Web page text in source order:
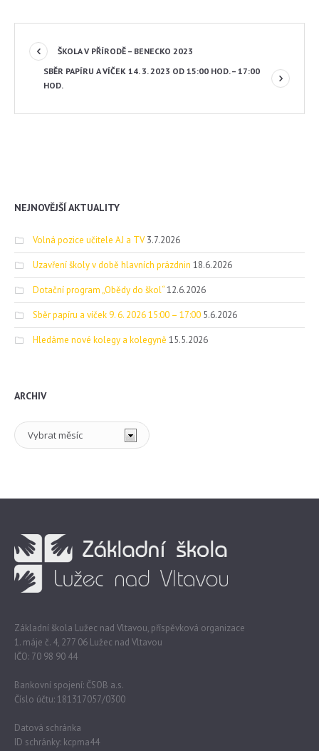
ŠKOLA V PŘÍRODĚ – BENECKO 2023
SBĚR PAPÍRU A VÍČEK 14. 3. 2023 OD 15:00 HOD. – 17:00
HOD.
NEJNOVĚJŠÍ AKTUALITY
Volná pozice učitele AJ a TV 3.7.2026
Uzavření školy v době hlavních prázdnin 18.6.2026
Dotační program „Obědy do škol“12.6.2026
Sběr papíru a víček 9. 6. 2026 15:00 – 17:00 5.6.2026
Hledáme nové kolegy a kolegyně 15.5.2026
ARCHIV
Archiv
Základní škola Lužec nad Vltavou, příspěvková organizace
1. máje č. 4, 277 06 Lužec nad Vltavou
IČO: 70 98 90 44
Bankovní spojení: ČSOB a.s.
Číslo účtu: 181317057/0300
Datová schránka
ID schránky: kcpma44